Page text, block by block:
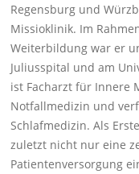
Regensburg und
Missioklinik. Im
Weiterbildung war er
Juliusspital und am
ist Facharzt für Innere
Notfallmedizin und
Schlafmedizin. Als
zuletzt nicht nur eine
Patientenversorgung